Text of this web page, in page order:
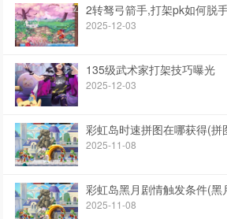
2转驽弓箭手,打架pk如何脱
2025-12-03
135级武术家打架技巧曝光
2025-12-03
彩虹岛时速拼图在哪获得(拼
2025-11-08
彩虹岛黑月剧情触发条件(黑
2025-11-08